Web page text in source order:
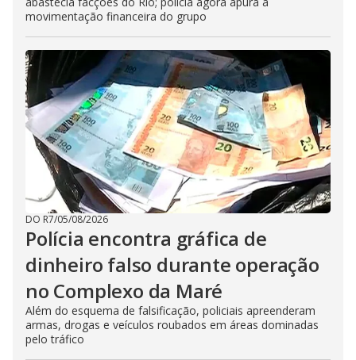
movimentação financeira do grupo
DO R7/05/08/2026
Polícia encontra gráfica de
dinheiro falso durante operação
no Complexo da Maré
Além do esquema de falsificação, policiais apreenderam
armas, drogas e veículos roubados em áreas dominadas
pelo tráfico